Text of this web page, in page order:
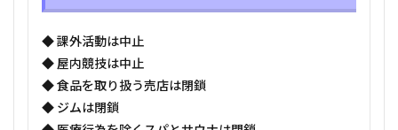
◆ 課外活動は中止
◆ 屋内競技は中止
◆ 食品を取り扱う売店は閉鎖
◆ ジムは閉鎖